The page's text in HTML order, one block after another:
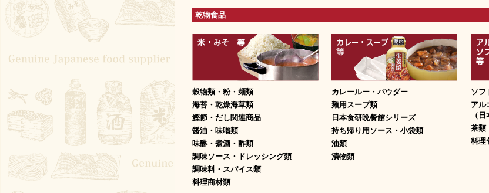
乾物食品
穀物類・粉・麺類
海苔・乾燥海草類
鰹節・だし関連商品
醤油・味噌類
味醂・煮酒・酢類
調味ソース・ドレッシング類
調味料・スパイス類
料理商材類
カレールー・パウダー
麺用スープ類
日本食研晩餐館シリーズ
持ち帰り用ソース・小袋類
油類
漬物類
ソフ
アル
（
茶類
料理